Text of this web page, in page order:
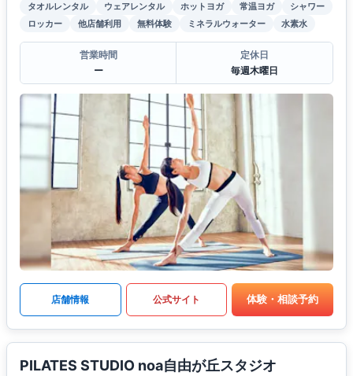
タオルレンタル ウェアレンタル ホットヨガ 常温ヨガ
シャワー
ロッカー
他店舗利用 無料体験 ミネラルウォーター 水素水
営業時間
ー
定休日
毎週木曜日
店舗情報 公式サイト 体験・相談予約
PILATES STUDIO noa自由が丘スタジオ